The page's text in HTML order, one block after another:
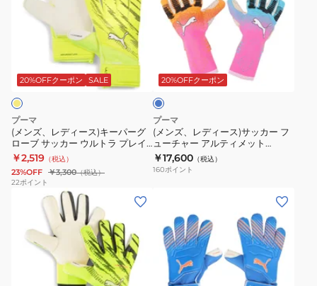
ス)
キ
ー
パ
ー
グ
ロ
20%OFFクーポン SALE
プーマ
(メンズ、レディース)キーパーグ
ローブ サッカー ウルトラ プレイ
RC 04208411
￥2,519 （税込）
23%OFF ￥3,300（税込）
22ポイント
レ
ス)
サ
ッ
カ
ー
フ
ャ
20%OFFクーポン
ブ
ル
ー
プーマ
(メンズ、レディース)サッカー フ
ューチャー アルティメット
SHOWTIME PACK NC ゴールキ
ーパーグローブ 04213401
￥17,600 （税込）
160ポイント
ズ、
ズ、